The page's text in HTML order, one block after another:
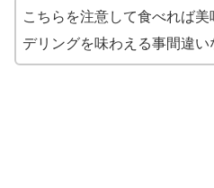
こちらを注意して食べれば美
デリングを味わえる事間違い